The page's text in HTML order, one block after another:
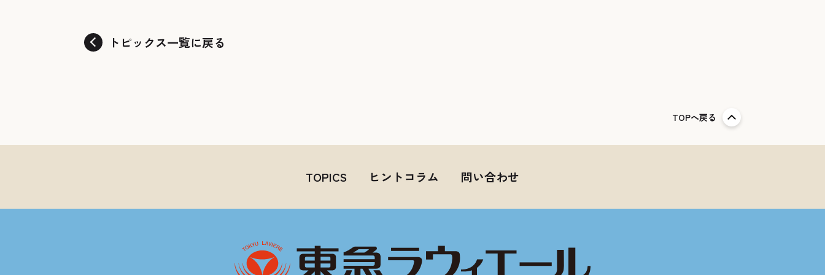
トピックス一覧に戻る
TOPへ戻る
TOPICS ヒントコラム 問い合わせ